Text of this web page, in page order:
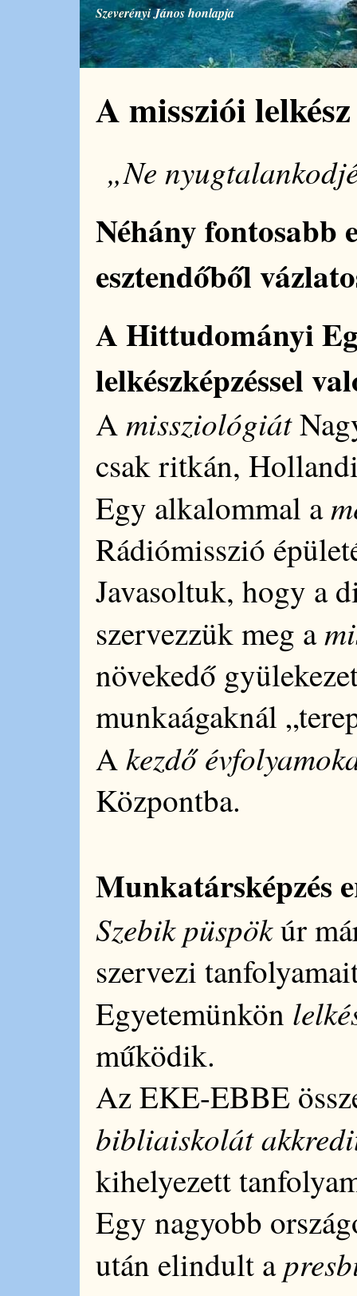
Szeverényi János honlapja
A missziói
„Ne
Néhány fontosabb
esztendőből
A Hittudományi
lelkészképzéssel
Amissziológiát
csak ritkán,
Egy alkalommal a
Rádiómisszió
Javasoltuk, hogy a
szervezzük meg a
növekedő
munkaágaknál
Akezdő
Központba.
Munkatársképzés
Szebik püspökúr
szervezi
Egyetemünkön
működik.
Az EKE-EBBE
bibliaiskolát
kihelyezett
Egy nagyobb
után elindult a